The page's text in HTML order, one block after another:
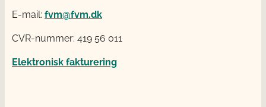
E-mail: fvm@fvm.dk
CVR-nummer: 419 56 011
Elektronisk fakturering